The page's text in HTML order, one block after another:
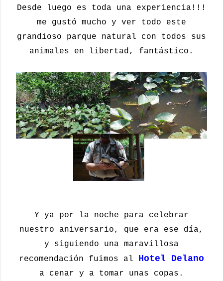
Desde luego es toda una experiencia!!!
me gustó mucho y ver todo este
grandioso parque natural con todos sus
animales en libertad, fantástico.
Y ya por la noche para celebrar
nuestro aniversario, que era ese día,
y siguiendo una maravillosa
recomendación fuimos al Hotel Delano
a cenar y a tomar unas copas.